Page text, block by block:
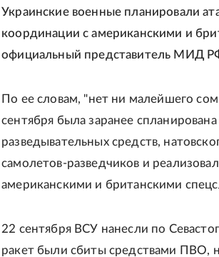
Украинские военные планировали
координации с американскими и
официальный представитель МИД
По ее словам, "нет ни малейшего
сентября была заранее
разведывательных средств,
самолетов-разведчиков и
американскими и британскими
22 сентября ВСУ нанесли по
ракет были сбиты средствами ПВО,